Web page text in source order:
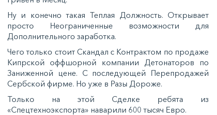
Ну и конечно такая Теплая Должность. Открывает
просто Неограниченные возможности для
Дополнительного заработка.
Чего только стоит Скандал с Контрактом по продаже
Кипрской оффшорной компании Детонаторов по
Заниженной цене. С последующей Перепродажей
Сербской фирме. Но уже в Разы Дороже.
Только на этой Сделке ребята из
«Спецтехноэкспорта» наварили 600 тысяч Евро.